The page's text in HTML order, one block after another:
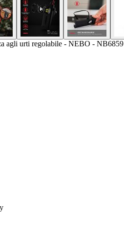
agli urti regolabile - NEBO - NB6859